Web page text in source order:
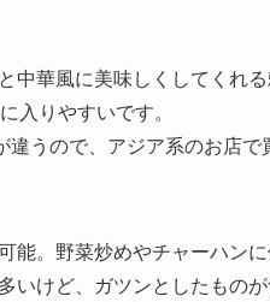
中華風に美味しくしてくれる
入りやすいです。
違うので、アジア系のお店
能。野菜炒めやチャーハンに
いけど、ガツンとしたもの